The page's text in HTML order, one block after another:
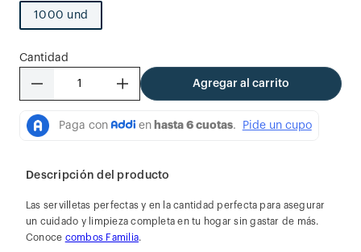
1000 und
Cantidad
＋
－ Agregar al carrito
Descripción del producto
Las servilletas perfectas y en la cantidad perfecta para asegurar
un cuidado y limpieza completa en tu hogar sin gastar de más.
Conoce combos Familia.